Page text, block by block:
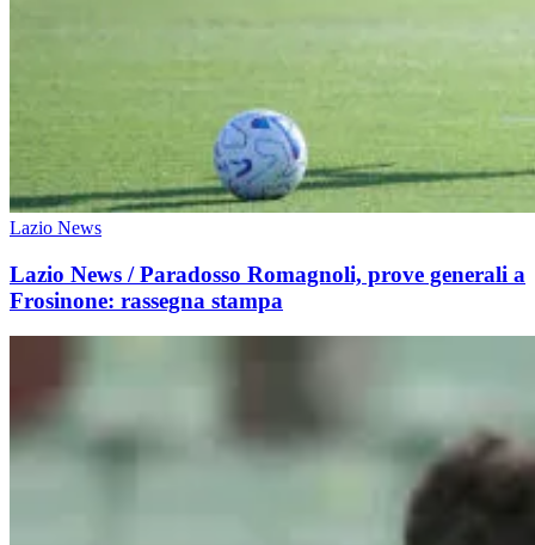
Lazio News
Lazio News / Paradosso Romagnoli, prove generali a
Frosinone: rassegna stampa